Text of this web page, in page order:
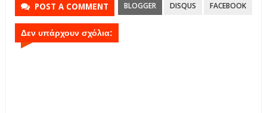
POST A COMMENT BLOGGER DISQUS FACEBOOK
Δεν υπάρχουν σχόλια: